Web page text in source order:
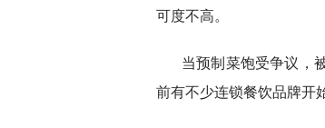
可度不高。
当预制菜饱受争议，
前有不少连锁餐饮品牌开